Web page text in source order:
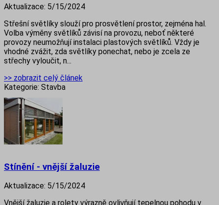
Aktualizace: 5/15/2024
Střešní světlíky slouží pro prosvětlení prostor, zejména hal.
Volba výměny světlíků závisí na provozu, neboť některé
provozy neumožňují instalaci plastových světlíků. Vždy je
vhodné zvážit, zda světlíky ponechat, nebo je zcela ze
střechy vyloučit, n...
>> zobrazit celý článek
Kategorie: Stavba
Stínění - vnější žaluzie
Aktualizace: 5/15/2024
Vnější žaluzie a rolety výrazně ovlivňují tepelnou pohodu v